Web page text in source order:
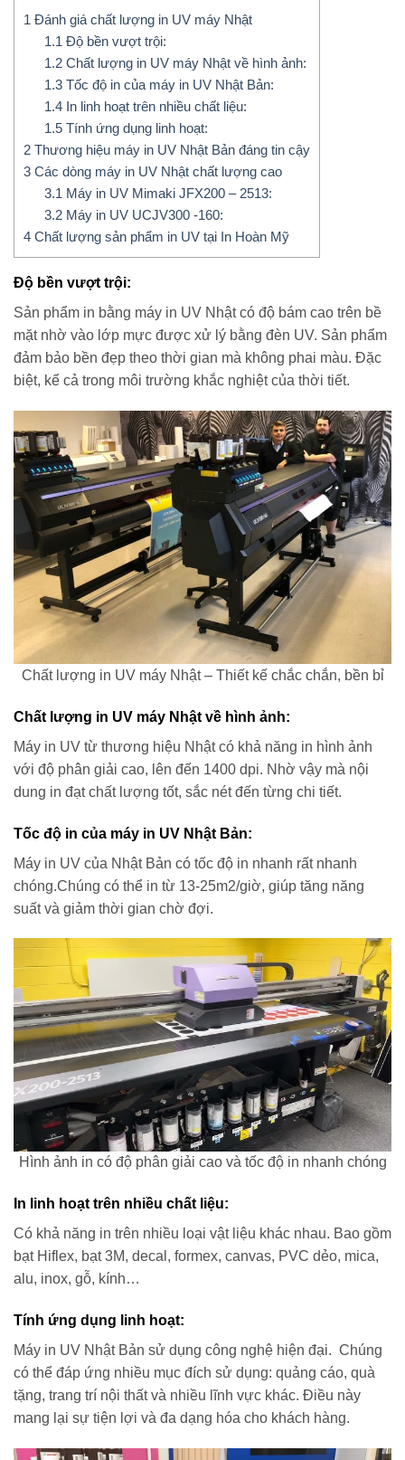
1 Đánh giá chất lượng in UV máy Nhật
1.1 Độ bền vượt trội:
1.2Chất lượng in UV máy Nhật về hình ảnh:
1.3Tốc độ in của máy in UV Nhật Bản:
1.4In linh hoạt trên nhiều chất liệu:
1.5Tính ứng dụng linh hoạt:
2 Thương hiệu máy in UV Nhật Bản đáng tin cậy
3 Các dòng máy in UV Nhật chất lượng cao
3.1 Máy in UV Mimaki JFX200 – 2513:
3.2Máy in UV UCJV300 -160:
4 Chất lượng sản phẩm in UV tại In Hoàn Mỹ
Độ bền vượt trội:
Sản phẩm in bằng máy in UV Nhật có độ bám cao trên bề
mặt nhờ vào lớp mực được xử lý bằng đèn UV. Sản phẩm
đảm bảo bền đẹp theo thời gian mà không phai màu. Đặc
biệt, kể cả trong môi trường khắc nghiệt của thời tiết.
Chất lượng in UV máy Nhật – Thiết kế chắc chắn, bền bỉ
Chất lượng in UV máy Nhật về hình ảnh:
Máy in UV từ thương hiệu Nhật có khả năng in hình ảnh
với độ phân giải cao, lên đến 1400 dpi. Nhờ vậy mà nội
dung in đạt chất lượng tốt, sắc nét đến từng chi tiết.
Tốc độ in của máy in UV Nhật Bản:
Máy in UV của Nhật Bản có tốc độ in nhanh rất nhanh
chóng.Chúng có thể in từ 13-25m2/giờ, giúp tăng năng
suất và giảm thời gian chờ đợi.
Hình ảnh in có độ phân giải cao và tốc độ in nhanh chóng
In linh hoạt trên nhiều chất liệu:
Có khả năng in trên nhiều loại vật liệu khác nhau. Bao gồm
bạt Hiflex, bạt 3M, decal, formex, canvas, PVC dẻo, mica,
alu, inox, gỗ, kính…
Tính ứng dụng linh hoạt:
Máy in UV Nhật Bản sử dụng công nghệ hiện đại. Chúng
có thể đáp ứng nhiều mục đích sử dụng: quảng cáo, quà
tặng, trang trí nội thất và nhiều lĩnh vực khác. Điều này
mang lại sự tiện lợi và đa dạng hóa cho khách hàng.